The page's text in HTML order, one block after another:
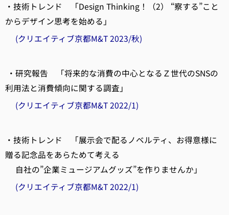
・技術トレンド 「Design Thinking！（2） “察する”こと
からデザイン思考を始める」
(クリエイティブ京都M&T 2023/秋)
・研究報告 「将来的な消費の中心となるＺ世代のSNSの
利用法と消費傾向に関する調査」
(クリエイティブ京都M&T 2022/1)
・技術トレンド 「展示会で配るノベルティ、お得意様に
贈る記念品をあらためて考える
自社の”企業ミュージアムグッズ”を作りませんか」
(クリエイティブ京都M&T 2022/1)